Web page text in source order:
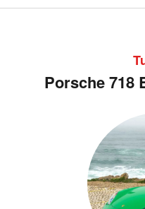
Porsche 718